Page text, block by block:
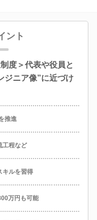
ント
度＞代表や役員と
ジニア像”に近づけ
推進
工程など
キルを習得
万円も可能